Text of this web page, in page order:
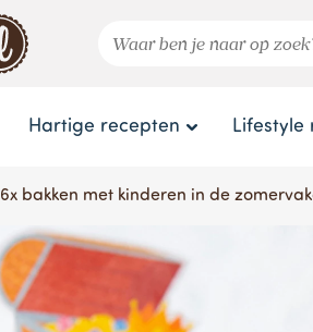
Hartige recepten Lifestyle
6x bakken met kinderen in de